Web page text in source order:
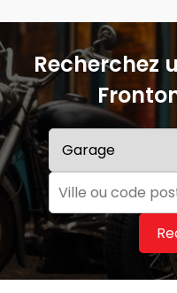
Recherchez